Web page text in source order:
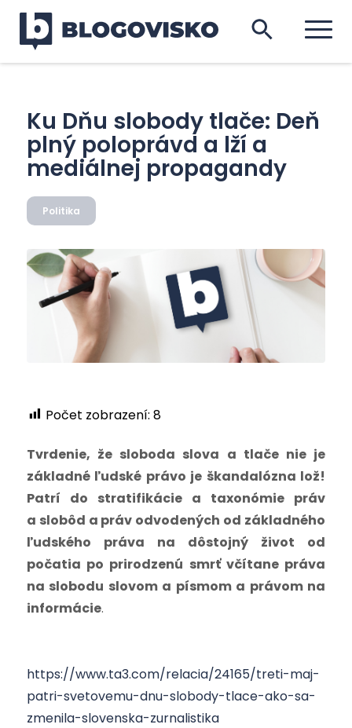
Ku Dňu slobody tlače: Deň
plný poloprávd a lží a
mediálnej propagandy
Politika
Počet zobrazení: 8
Tvrdenie, že sloboda slova a tlače nie je
základné ľudské právo je škandalózna lož!
Patrí do stratifikácie a taxonómie práv
a slobôd a práv odvodených od základného
ľudského práva na dôstojný život od
počatia po prirodzenú smrť včítane práva
na slobodu slovom a písmom a právom na
informácie.
https://www.ta3.com/relacia/24165/treti-maj-
patri-svetovemu-dnu-slobody-tlace-ako-sa-
zmenila-slovenska-zurnalistika